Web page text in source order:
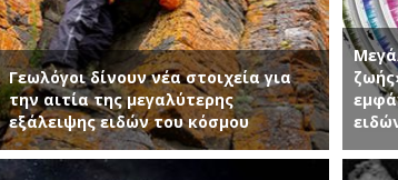
Γεωλόγοι δίνουν νέα στοιχεία για
την αιτία της μεγαλύτερης
εξάλειψης ειδών του κόσμου